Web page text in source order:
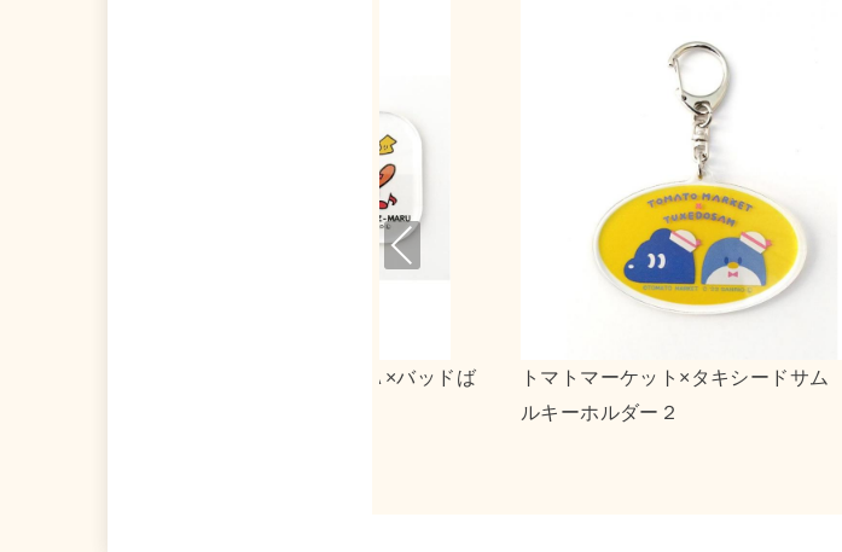
０３１３×リトルツインスターズ キャンバ
Pre